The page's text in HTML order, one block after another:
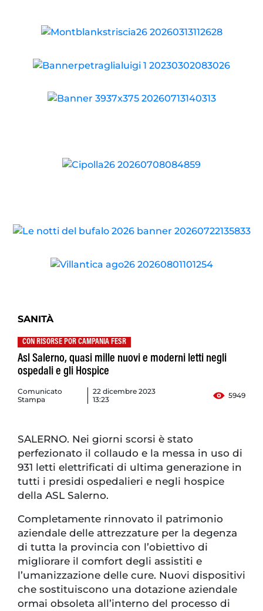
SANITÀ
CON RISORSE POR CAMPANIA FESR
Asl Salerno, quasi mille nuovi e moderni letti negli
ospedali e gli Hospice
Comunicato
Stampa
22 dicembre 2023
13:23
5949
SALERNO. Nei giorni scorsi è stato
perfezionato il collaudo e la messa in uso di
931 letti elettrificati di ultima generazione in
tutti i presidi ospedalieri e negli hospice
della ASL Salerno.
Completamente rinnovato il patrimonio
aziendale delle attrezzature per la degenza
di tutta la provincia con l’obiettivo di
migliorare il comfort degli assistiti e
l’umanizzazione delle cure. Nuovi dispositivi
che sostituiscono una dotazione aziendale
ormai obsoleta all’interno del processo di